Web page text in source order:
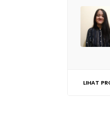
LIHAT